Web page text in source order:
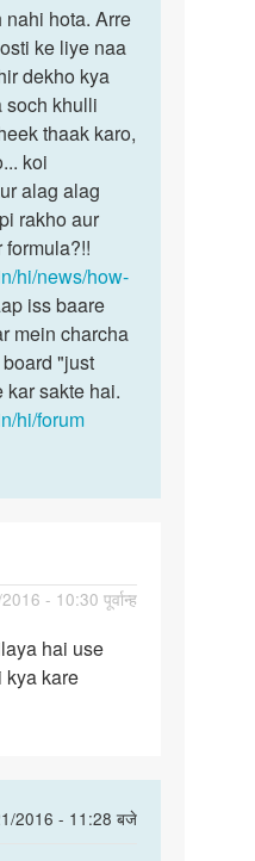
nahi hota. Arre
ke liye naa
dekho kya
soch khulli
thaak karo,
koi
alag alag
rakho aur
hi/news/how-
iss baare
mein charcha
"just
kar sakte hai.
hi/forum
- 10:30 पूर्वान्ह
hai use
kya kare
2016 - 11:28 बजे